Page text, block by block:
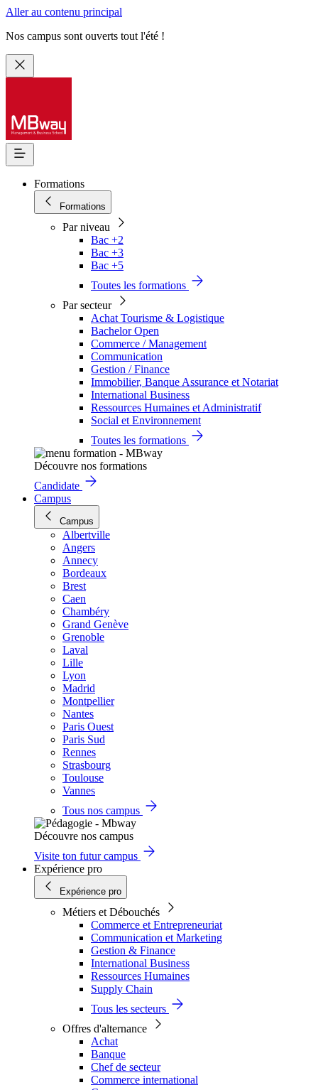
Aller au contenu principal
Nos campus sont ouverts tout l'été !
Formations
Formations
Par niveau
Bac +2
Bac +3
Bac +5
Toutes les formations
Par secteur
Achat Tourisme & Logistique
Bachelor Open
Commerce / Management
Communication
Gestion / Finance
Immobilier, Banque Assurance et Notariat
International Business
Ressources Humaines et Administratif
Social et Environnement
Toutes les formations
Découvre nos formations
Candidate
Campus
Campus
Albertville
Angers
Annecy
Bordeaux
Brest
Caen
Chambéry
Grand Genève
Grenoble
Laval
Lille
Lyon
Madrid
Montpellier
Nantes
Paris Ouest
Paris Sud
Rennes
Strasbourg
Toulouse
Vannes
Tous nos campus
Découvre nos campus
Visite ton futur campus
Expérience pro
Expérience pro
Métiers et Débouchés
Commerce et Entrepreneuriat
Communication et Marketing
Gestion & Finance
International Business
Ressources Humaines
Supply Chain
Tous les secteurs
Offres d'alternance
Achat
Banque
Chef de secteur
Commerce international